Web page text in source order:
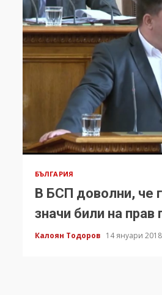
БЪЛГАРИЯ
В БСП доволни, че
значи били на прав
Калоян Тодоров 14 януари 2018